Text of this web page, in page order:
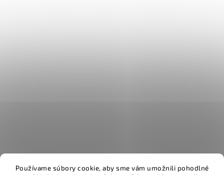
Používame súbory cookie, aby sme vám umožnili pohodlné